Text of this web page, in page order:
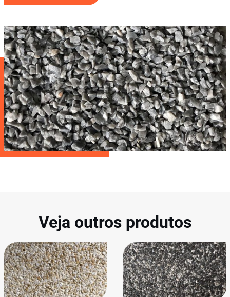
Veja outros produtos